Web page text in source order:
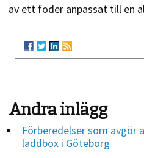
av ett foder anpassat till en
Andra inlägg
Förberedelser som avgör
laddbox i Göteborg